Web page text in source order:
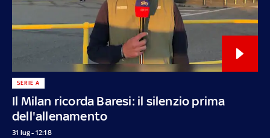
Il Milan ricorda Baresi: il silenzio prima
dell'allenamento
SERIE A
31 lug - 12:18